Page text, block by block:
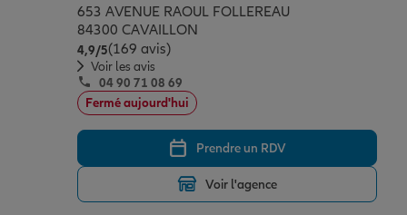
653 AVENUE RAOUL FOLLEREAU
84300 CAVAILLON
4,9/5Note de 4.9 sur 5
(169 avis)
Voir les avis
04 90 71 08 69
Fermé aujourd'hui
Prendre un RDV
Voir l'agence